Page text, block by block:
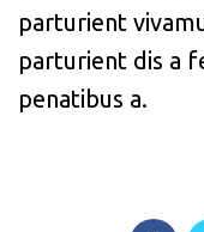
parturient
parturient dis a
penatibus a.